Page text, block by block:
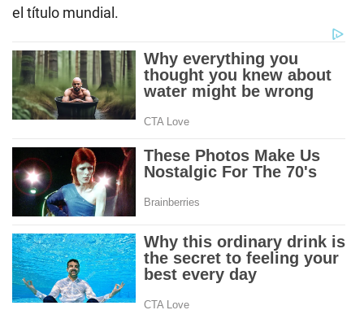
el título mundial.